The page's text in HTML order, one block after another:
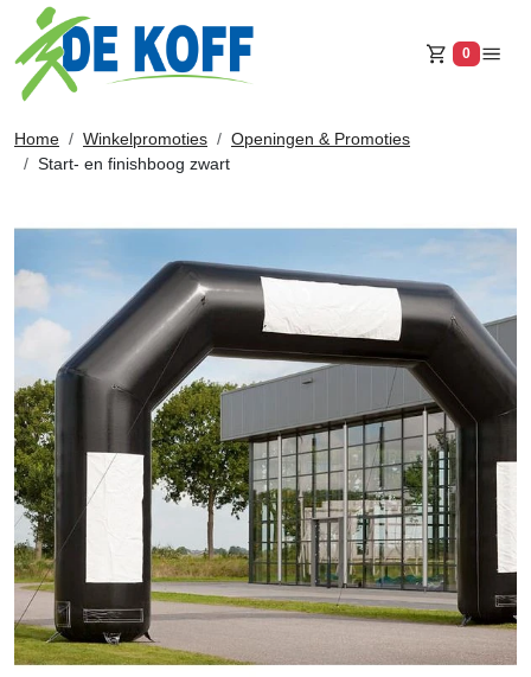
0
Home Winkelpromoties
Openingen & Promoties
Start- en finishboog zwart